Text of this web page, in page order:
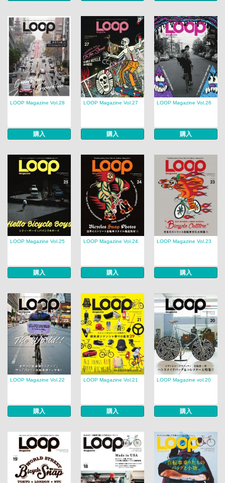
LOOP Magazine Vol.28
購入
LOOP Magazine Vol.27
購入
LOOP Magazine Vol.26
購入
LOOP Magazine Vol.25
購入
LOOP Magazine Vol.24
購入
LOOP Magazine Vol.23
購入
LOOP Magazine Vol.22
購入
LOOP Magazine Vol.21
購入
LOOP Magazine vol.20
購入